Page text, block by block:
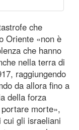
che
Oriente «non è
che hanno
nella terra di
raggiungendo
da allora fino a
della forza
morte»,
cui gli israeliani